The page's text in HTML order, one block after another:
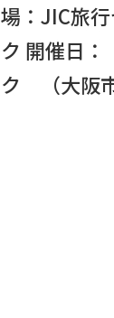
場：JIC旅
ク 開催日
ク （大阪